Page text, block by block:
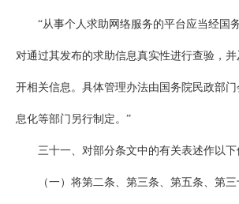
“从事个人求助网络服务的平台应当经国
对通过其发布的求助信息真实性进行查验，
开相关信息。具体管理办法由国务院民政部
息化等部门另行制定。”
三十一、对部分条文中的有关表述作以下
（一）将第二条、第三条、第五条、第